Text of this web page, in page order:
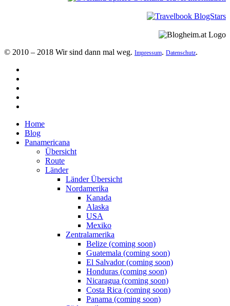
© 2010 – 2018 Wir sind dann mal weg. Impressum. Datenschutz.
Home
Blog
Panamericana
Übersicht
Route
Länder
Länder Übersicht
Nordamerika
Kanada
Alaska
USA
Mexiko
Zentralamerika
Belize (coming soon)
Guatemala (coming soon)
El Salvador (coming soon)
Honduras (coming soon)
Nicaragua (coming soon)
Costa Rica (coming soon)
Panama (coming soon)